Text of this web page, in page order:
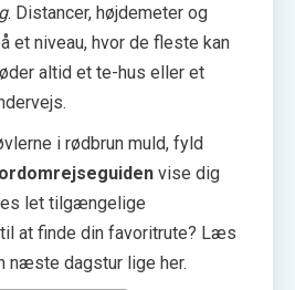
. Distancer, højdemeter og
et niveau, hvor de fleste kan
altid et te-hus eller et
i rødbrun muld, fyld
vise dig
let tilgængelige
at finde din favoritrute? Læs
næste dagstur lige her.